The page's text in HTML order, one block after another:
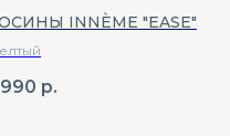
INNÈME "EASE"
р.